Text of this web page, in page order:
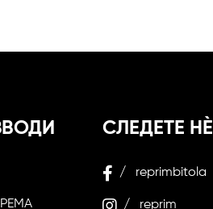
СЛЕДЕТЕ НЀ
/ reprimbitola
/ reprim